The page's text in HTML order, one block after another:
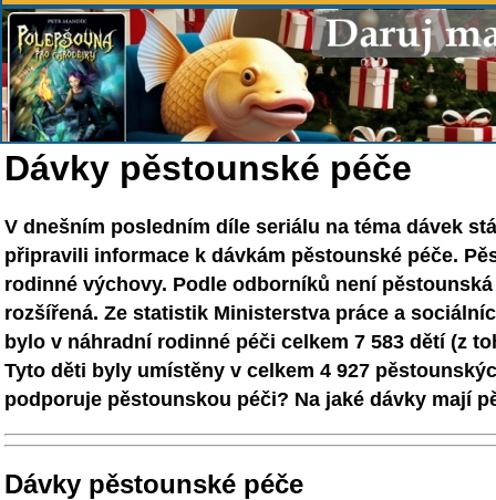
Dávky pěstounské péče
V dnešním posledním díle seriálu na téma dávek
připravili informace k dávkám pěstounské péče.
rodinné výchovy. Podle odborníků není
rozšířená. Ze statistik Ministerstva práce a
bylo v náhradní rodinné péči celkem 7 583 dětí (z
Tyto děti byly umístěny v celkem 4 927
podporuje pěstounskou péči? Na jaké dávky mají
Dávky pěstounské péče